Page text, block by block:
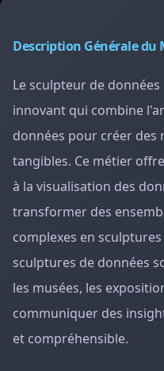
Description Générale du
Le sculpteur de
innovant qui combine
données pour créer des
tangibles. Ce métier
à la visualisation des
transformer des
complexes en
sculptures de données
les musées, les
communiquer des
et compréhensible.